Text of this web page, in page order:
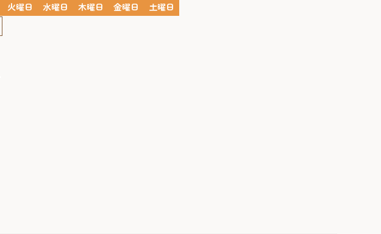
火曜日 水曜日 木曜日 金曜日
土曜日